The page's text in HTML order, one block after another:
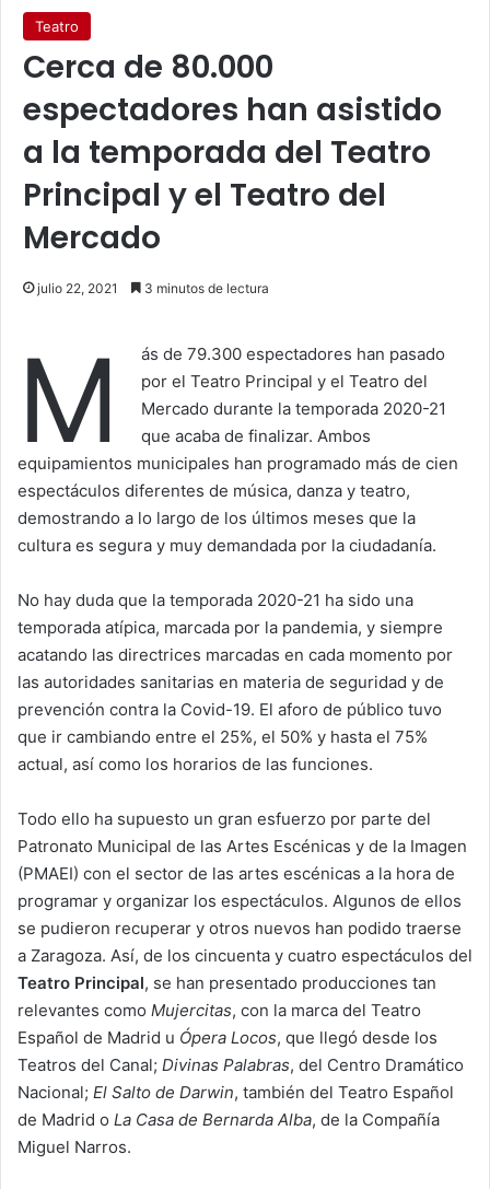
Teatro
Cerca de 80.000
espectadores han asistido
a la temporada del Teatro
Principal y el Teatro del
Mercado
julio 22, 2021 3 minutos de lectura
M
ás de 79.300 espectadores han pasado
por el Teatro Principal y el Teatro del
Mercado durante la temporada 2020-21
que acaba de finalizar. Ambos
equipamientos municipales han programado más de cien
espectáculos diferentes de música, danza y teatro,
demostrando a lo largo de los últimos meses que la
cultura es segura y muy demandada por la ciudadanía.
No hay duda que la temporada 2020-21 ha sido una
temporada atípica, marcada por la pandemia, y siempre
acatando las directrices marcadas en cada momento por
las autoridades sanitarias en materia de seguridad y de
prevención contra la Covid-19. El aforo de público tuvo
que ir cambiando entre el 25%, el 50% y hasta el 75%
actual, así como los horarios de las funciones.
Todo ello ha supuesto un gran esfuerzo por parte del
Patronato Municipal de las Artes Escénicas y de la Imagen
(PMAEI) con el sector de las artes escénicas a la hora de
programar y organizar los espectáculos. Algunos de ellos
se pudieron recuperar y otros nuevos han podido traerse
a Zaragoza. Así, de los cincuenta y cuatro espectáculos del
Teatro Principal, se han presentado producciones tan
relevantes como Mujercitas, con la marca del Teatro
Español de Madrid u Ópera Locos, que llegó desde los
Teatros del Canal; Divinas Palabras, del Centro Dramático
Nacional; El Salto de Darwin, también del Teatro Español
de Madrid o La Casa de Bernarda Alba, de la Compañía
Miguel Narros.